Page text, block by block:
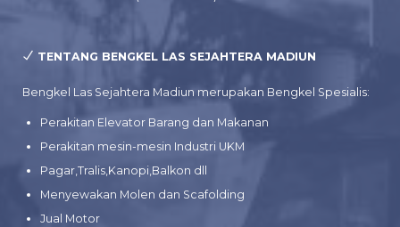
TENTANG BENGKEL LAS SEJAHTERA MADIUN
Bengkel Las Sejahtera Madiun merupakan Bengkel Spesialis:
Perakitan Elevator Barang dan Makanan
Perakitan mesin-mesin Industri UKM
Pagar,Tralis,Kanopi,Balkon dll
Menyewakan Molen dan Scafolding
Jual Motor